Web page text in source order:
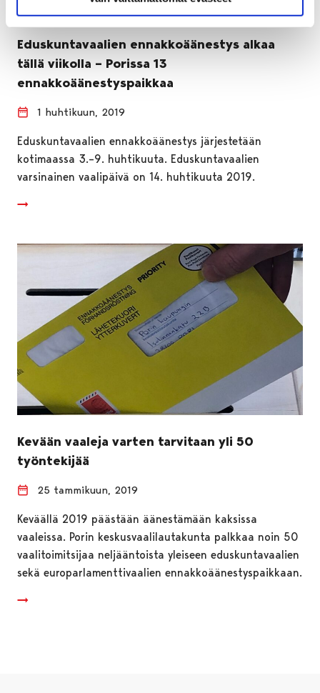
Eduskuntavaalien ennakkoäänestys alkaa
tällä viikolla – Porissa 13
ennakkoäänestyspaikkaa
1 huhtikuun, 2019
Eduskuntavaalien ennakkoäänestys järjestetään
kotimaassa 3.–9. huhtikuuta. Eduskuntavaalien
varsinainen vaalipäivä on 14. huhtikuuta 2019.
Kevään vaaleja varten tarvitaan yli 50
työntekijää
25 tammikuun, 2019
Keväällä 2019 päästään äänestämään kaksissa
vaaleissa. Porin keskusvaalilautakunta palkkaa noin 50
vaalitoimitsijaa neljääntoista yleiseen eduskuntavaalien
sekä europarlamenttivaalien ennakkoäänestyspaikkaan.